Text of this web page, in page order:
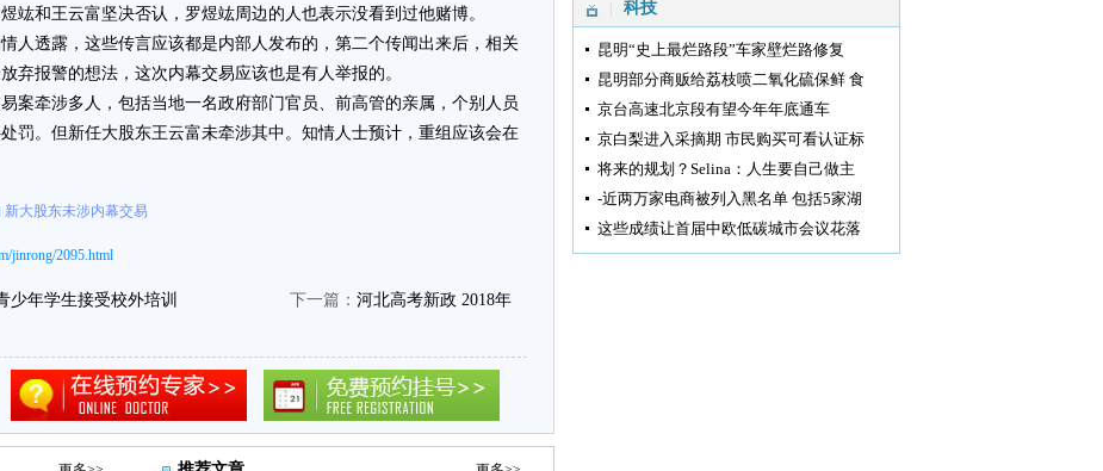
竑和王云富坚决否认，罗煜竑周边的人也表示没看到过他赌博。
透露，这些传言应该都是内部人发布的，第二个传闻出来后，相关
弃报警的想法，这次内幕交易应该也是有人举报的。
牵涉多人，包括当地一名政府部门官员、前高管的亲属，个别人员
罚。但新任大股东王云富未牵涉其中。知情人士预计，重组应该会在
大股东未涉内幕交易
jinrong/2095.html
少年学生接受校外培训 下一篇： 河北高考新政 2018年
科技
昆明“史上最烂路段”车家壁烂路修复
昆明部分商贩给荔枝喷二氧化硫保鲜 食
京台高速北京段有望今年年底通车
京白梨进入采摘期 市民购买可看认证标
将来的规划？Selina：人生要自己做主
-近两万家电商被列入黑名单 包括5家湖
这些成绩让首届中欧低碳城市会议花落